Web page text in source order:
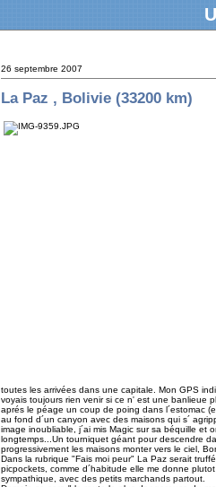
26 septembre 2007
La Paz , Bolivie (33200 km)
toutes les arrivées dans une capitale. Mon GPS
voyais toujours rien venir si ce n' est une banlieue
aprés le péage un coup de poing dans l´estomac
au fond d´un canyon avec des maisons qui s´
image inoubliable, j´ai mis Magic sur sa béquille et
longtemps...Un tourniquet géant pour descendre
progressivement les maisons monter vers le ciel,
Dans la rubrique "Fais moi peur" La Paz serait
picpockets, comme d´habitude elle me donne plutot
sympathique, avec des petits marchands partout.